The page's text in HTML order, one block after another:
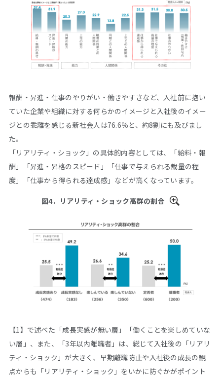
報酬・昇進・仕事のやりがい・働きやすさなど、入社前に抱い
ていた企業や組織に対する何らかのイメージと入社後のイメー
ジとの乖離を感じる新社会人は76.6％と、約8割にも及びまし
た。
「リアリティ・ショック」の具体的内容としては、「給料・報
酬」「昇進・昇格のスピード」「仕事で与えられる裁量の程
度」「仕事から得られる達成感」などが高くなっています。
図4．リアリティ・ショック高群の割合
【1】で述べた「成長実感が無い層」「働くことを楽しめていな
い層」、また、「3年以内離職者」は、総じて入社後の「リアリ
ティ・ショック」が大きく、早期離職防止や入社後の成長の観
点からも「リアリティ・ショック」をいかに防ぐかがポイント